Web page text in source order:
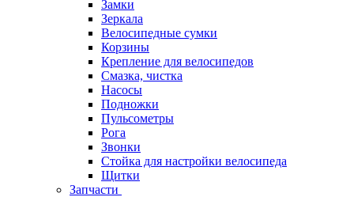
Замки
Зеркала
Велосипедные сумки
Корзины
Крепление для велосипедов
Смазка, чистка
Насосы
Подножки
Пульсометры
Рога
Звонки
Стойка для настройки велосипеда
Щитки
Запчасти